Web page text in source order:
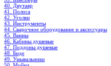
40. Двутавр
41. Полоса
42. Уголки
43. Инструменты
44. Сварочное оборудование и аксессуары
45. Ванны
46. Кабины душевые
47. Поддоны душевые
48. Биде
49. Умывальники